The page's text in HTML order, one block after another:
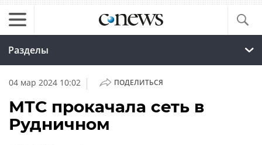
Разделы
04 мар 2024 10:02 | ПОДЕЛИТЬСЯ
МТС прокачала сеть в
Рудничном